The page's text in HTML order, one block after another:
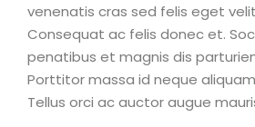
venenatis cras sed felis eget
Consequat ac felis donec et.
penatibus et magnis dis
Porttitor massa id neque
Tellus orci ac auctor augue